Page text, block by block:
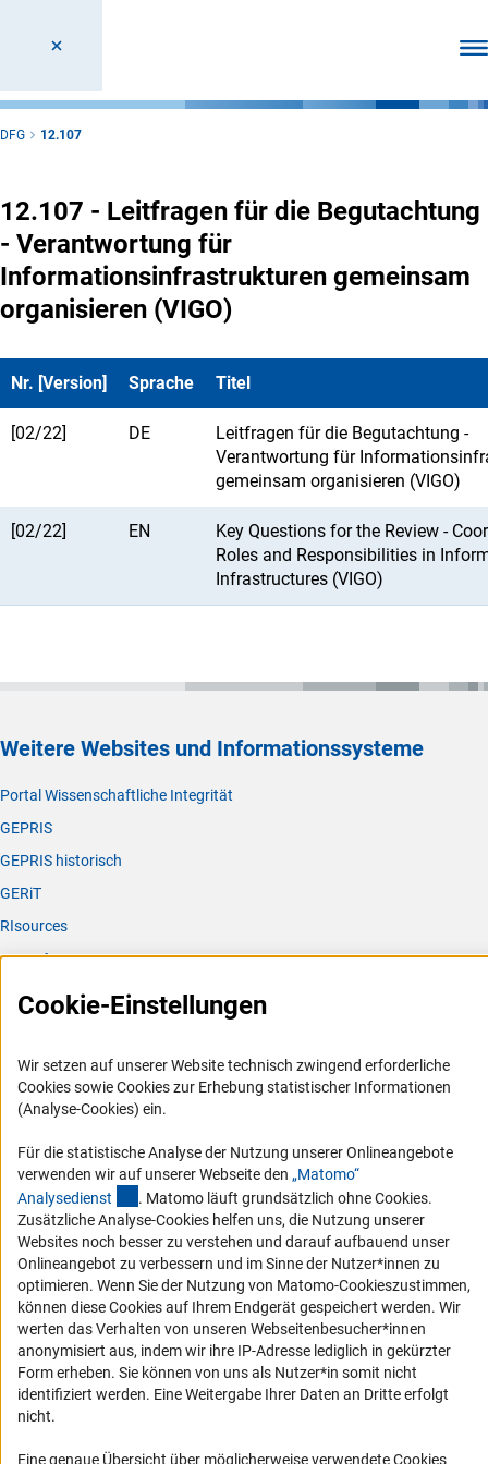
DFG 12.107
12.107 - Leitfragen für die Begutachtung
- Verantwortung für
Informationsinfrastrukturen gemeinsam
organisieren (VIGO)
Nr. [Version] Sprache Titel
[02/22] DE
Leitfragen für die Begutachtung -
Verantwortung für
gemeinsam organisieren (VIGO)
[02/22] EN
Key Questions for the Review -
Roles and Responsibilities in
Infrastructures (VIGO)
Weitere Websites und Informationssysteme
Portal Wissenschaftliche Integrität
GEPRIS
GEPRIS historisch
GERiT
RIsources
Service
Presse
Karriere
Logo und Corporate Design
Compliance
Vergabeverfahren
Barrierefreiheit
Service und Informationen für Menschen mit Behinderungen
Erklärung zur Barrierefreiheit
Barriere melden
DFG-aktuell
schauen Sie sich die Ausgaben online an.
Cookie-Einstellungen
Wir setzen auf unserer Website technisch zwingend erforderliche
Cookies sowie Cookies zur Erhebung statistischer Informationen
(Analyse-Cookies) ein.
Für die statistische Analyse der Nutzung unserer Onlineangebote
verwenden wir auf unserer Webseite den „Matomo“
Analysedienst (externer Link)
. Matomo läuft grundsätzlich ohne Cookies.
Zusätzliche Analyse-Cookies helfen uns, die Nutzung unserer
Websites noch besser zu verstehen und darauf aufbauend unser
Onlineangebot zu verbessern und im Sinne der Nutzer*innen zu
optimieren. Wenn Sie der Nutzung von Matomo-Cookieszustimmen,
können diese Cookies auf Ihrem Endgerät gespeichert werden. Wir
werten das Verhalten von unseren Webseitenbesucher*innen
anonymisiert aus, indem wir ihre IP-Adresse lediglich in gekürzter
Form erheben. Sie können von uns als Nutzer*in somit nicht
identifiziert werden. Eine Weitergabe Ihrer Daten an Dritte erfolgt
nicht.
Eine genaue Übersicht über möglicherweise verwendete Cookies